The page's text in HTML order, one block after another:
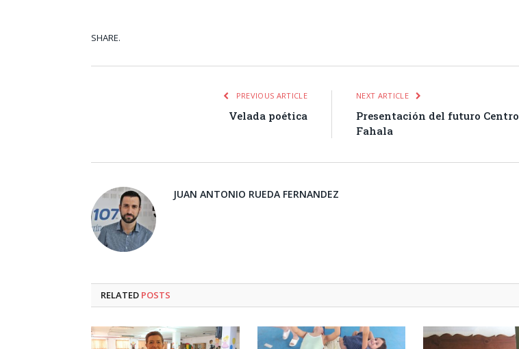
SHARE.
PREVIOUS ARTICLE
Velada poética
NEXT ARTICLE
Presentación del futuro Centro
Fahala
JUAN ANTONIO RUEDA FERNANDEZ
RELATED POSTS